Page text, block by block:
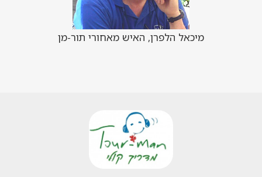
מיכאל הלפרן, האיש מאחורי תור-מן